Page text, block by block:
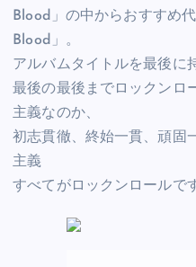
Blood」の中からおすすめ
Blood」。
アルバムタイトルを最後に
最後の最後までロックンロ
主義なのか、
初志貫徹、終始一貫、頑固
主義
すべてがロックンロールで